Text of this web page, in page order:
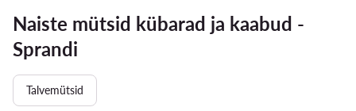
Naiste mütsid kübarad ja kaabud -
Sprandi
Talvemütsid